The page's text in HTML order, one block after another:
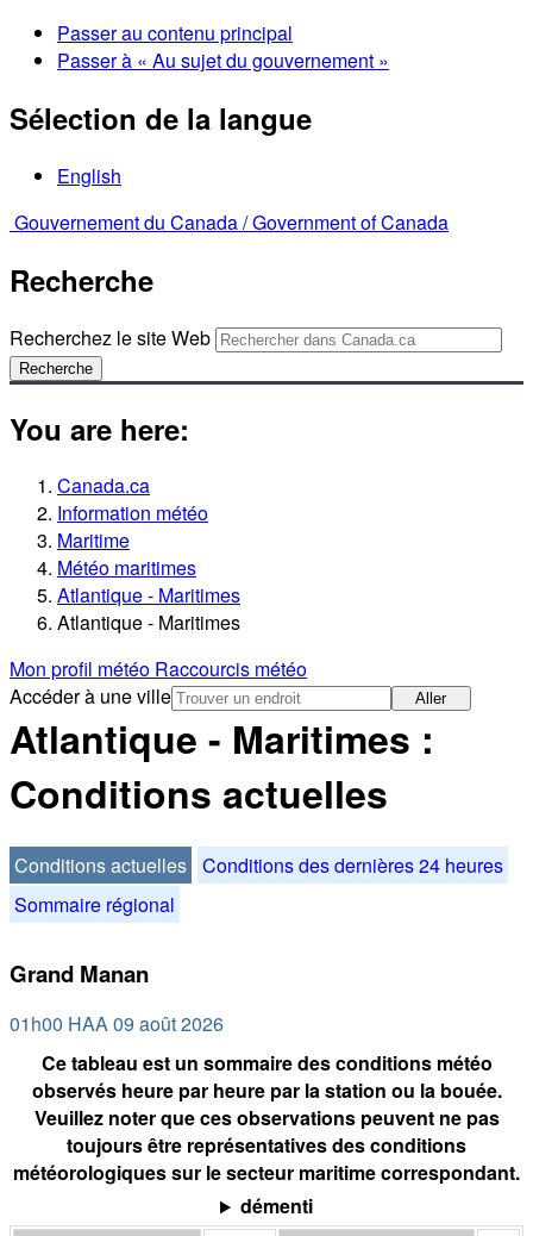
Passer au contenu principal
Passer à « Au sujet du gouvernement »
Sélection de la langue
English
Gouvernement du Canada /Government of Canada
Recherche
Recherchez le site Web
Recherche
You are here:
Canada.ca
Information météo
Maritime
Météo maritimes
Atlantique - Maritimes
Atlantique - Maritimes
Mon profil météo Raccourcis météo
Accéder à une ville
Aller
Atlantique - Maritimes :
Conditions actuelles
Conditions actuelles Conditions des dernières 24 heures
Sommaire régional
Grand Manan
01h00 HAA 09 août 2026
Ce tableau est un sommaire des conditions météo
observés heure par heure par la station ou la bouée.
Veuillez noter que ces observations peuvent ne pas
toujours être représentatives des conditions
météorologiques sur le secteur maritime correspondant.
démenti